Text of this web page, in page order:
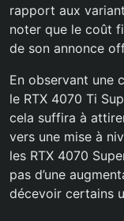
rapport aux
noter que le coût
de son annonce
En observant une
le RTX 4070 Ti
cela suffira à
vers une mise à
les RTX 4070
pas d’une
décevoir certains